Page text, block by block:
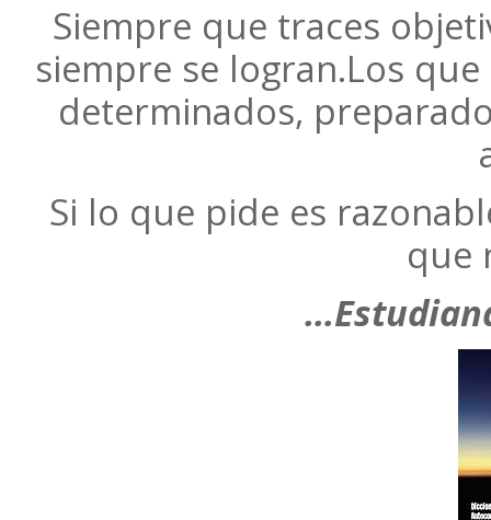
Siempre que traces
siempre se logran.Los
determinados,
Si lo que pide es
que